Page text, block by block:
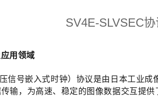
SV4E-SLVSEC
用领域
信号嵌入式时钟）协议是由日本工业
输，为高速、稳定的图像数据交互提供